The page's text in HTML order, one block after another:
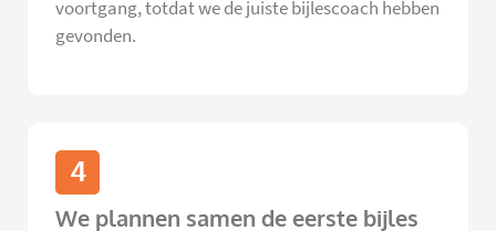
voortgang, totdat we de juiste bijlescoach hebben
gevonden.
4
We plannen samen de eerste bijles